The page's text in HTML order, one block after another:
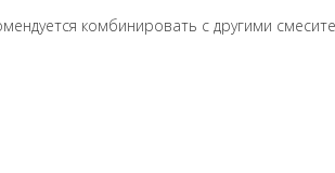
комбинировать с другими